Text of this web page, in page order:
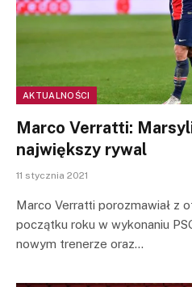
AKTUALNOŚCI
Marco Verratti:
największy rywal
11 stycznia 2021
Marco Verratti porozmawiał z
początku roku w wykonaniu
nowym trenerze oraz…